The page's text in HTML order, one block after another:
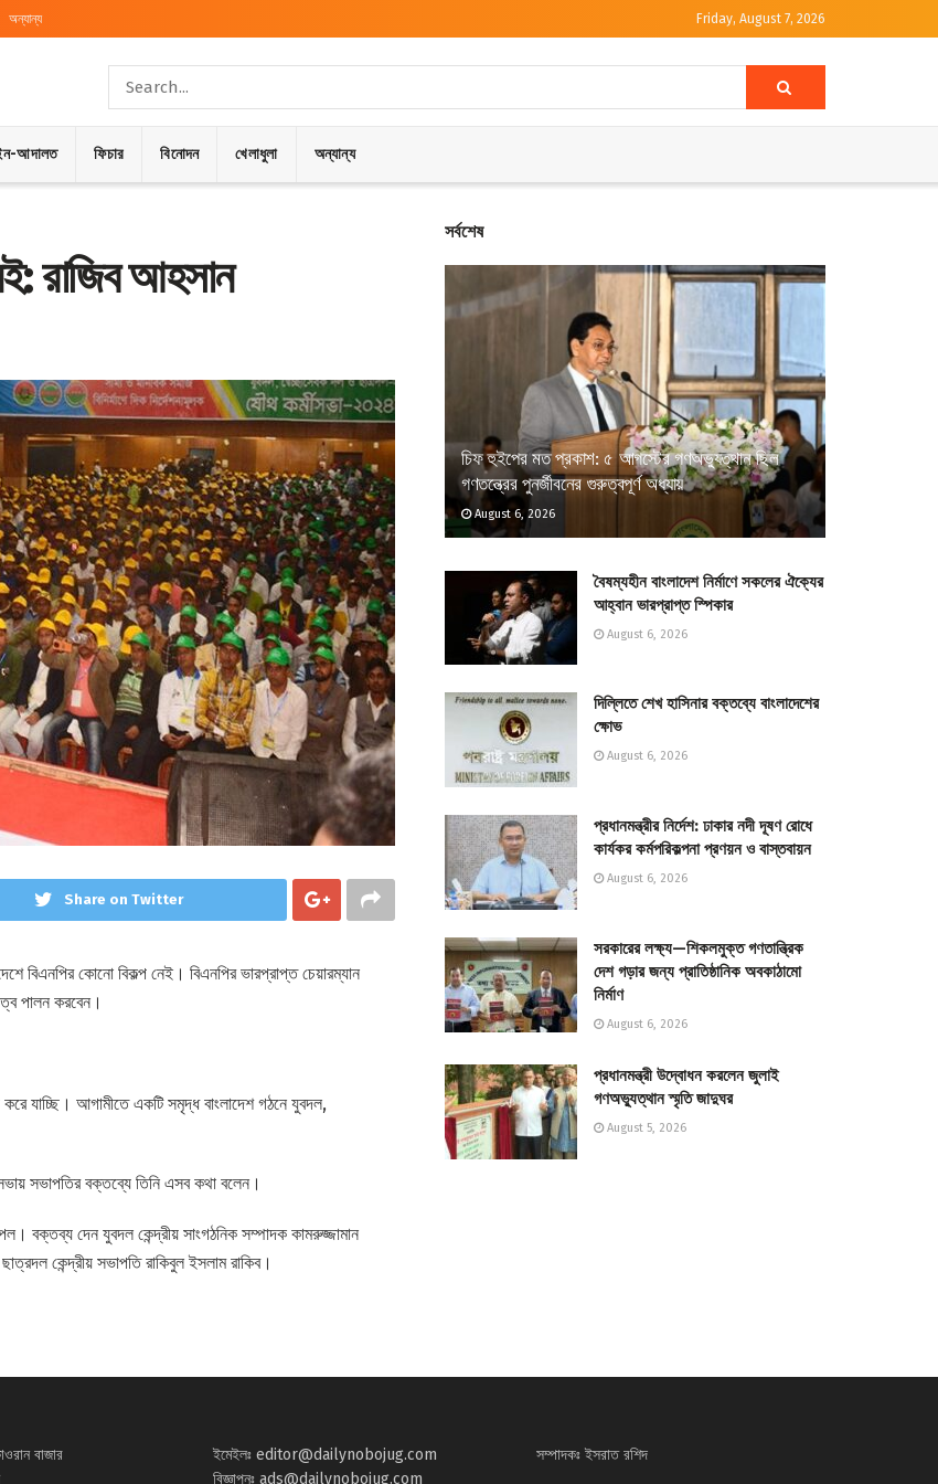
অন্যান্য Friday, August 7, 2026
আদালত ফিচার বিনোদন খেলাধুলা অন্যান্য
রাজিব আহসান
Share on Twitter
বিএনপির কোনো বিকল্প নেই। বিএনপির ভারপ্রাপ্ত চেয়ারম্যান
পালন করবেন।
যাচ্ছি। আগামীতে একটি সমৃদ্ধ বাংলাদেশ গঠনে যুবদল,
সভাপতির বক্তব্যে তিনি এসব কথা বলেন।
বক্তব্য দেন যুবদল কেন্দ্রীয় সাংগঠনিক সম্পাদক কামরুজ্জামান
কেন্দ্রীয় সভাপতি রাকিবুল ইসলাম রাকিব।
সর্বশেষ
চিফ হুইপের মত প্রকাশ: ৫ আগস্টের গণঅভ্যুত্থান ছিল
গণতন্ত্রের পুনর্জীবনের গুরুত্বপূর্ণ অধ্যায়
August 6, 2026
বৈষম্যহীন বাংলাদেশ নির্মাণে সকলের ঐক্যের
আহ্বান ভারপ্রাপ্ত স্পিকার
August 6, 2026
দিল্লিতে শেখ হাসিনার বক্তব্যে বাংলাদেশের
ক্ষোভ
August 6, 2026
প্রধানমন্ত্রীর নির্দেশ: ঢাকার নদী দূষণ রোধে
কার্যকর কর্মপরিকল্পনা প্রণয়ন ও বাস্তবায়ন
August 6, 2026
সরকারের লক্ষ্য—শিকলমুক্ত গণতান্ত্রিক
দেশ গড়ার জন্য প্রাতিষ্ঠানিক অবকাঠামো
নির্মাণ
August 6, 2026
প্রধানমন্ত্রী উদ্বোধন করলেন জুলাই
গণঅভ্যুত্থান স্মৃতি জাদুঘর
August 5, 2026
বাজার
ইমেইলঃ editor@dailynobojug.com
বিজ্ঞাপনঃ ads@dailynobojug.com
সম্পাদকঃ ইসরাত রশিদ